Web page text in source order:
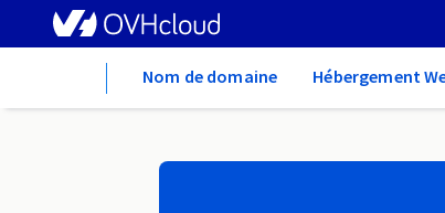
Nom de domaine Hébergement